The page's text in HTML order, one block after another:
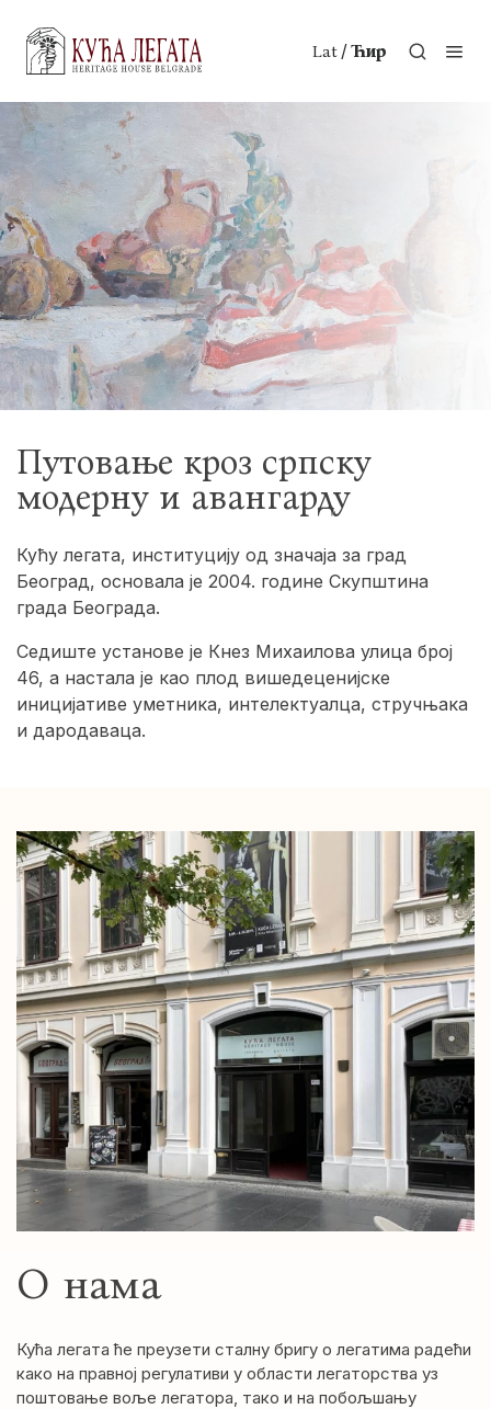
Lat /Ћир
Путовање кроз српску
модерну и авангарду
Кућу легата, институцију од значаја за град
Београд, основала је 2004. године Скупштина
града Београда.
Седиште установе је Кнез Михаилова улица број
46, а настала је као плод вишедеценијске
иницијативе уметника, интелектуалца, стручњака
и дародаваца.
О нама
Кућа легата ће преузети сталну бригу о легатима радећи
како на правној регулативи у области легаторства уз
поштовање воље легатора, тако и на побољшању